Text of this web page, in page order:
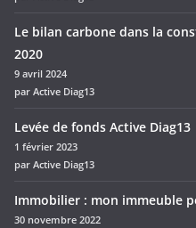
Le bilan carbone dans la
2020
9 avril 2024
par Active Diag13
Levée de fonds Active Diag13
1 février 2023
par Active Diag13
Immobilier : mon immeuble
30 novembre 2022